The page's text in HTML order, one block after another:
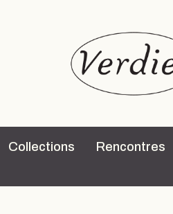
Collections Rencontres